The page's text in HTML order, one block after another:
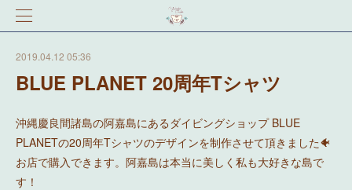
2019.04.12 05:36
BLUE PLANET 20周年Tシャツ
沖縄慶良間諸島の阿嘉島にあるダイビングショップ BLUE
PLANETの20周年Tシャツのデザインを制作させて頂きました🐠
お店で購入できます。阿嘉島は本当に美しく私も大好きな島で
す！